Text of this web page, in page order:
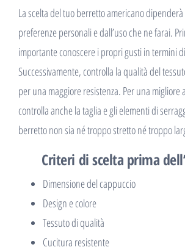
La scelta del tuo berretto americano
preferenze personali e dall’uso che ne farai.
importante conoscere i propri gusti in termini
Successivamente, controlla la qualità del
per una maggiore resistenza. Per una migliore
controlla anche la taglia e gli elementi di
berretto non sia né troppo stretto né troppo
Criteri di scelta prima
Dimensione del cappuccio
Design e colore
Tessuto di qualità
Cucitura resistente